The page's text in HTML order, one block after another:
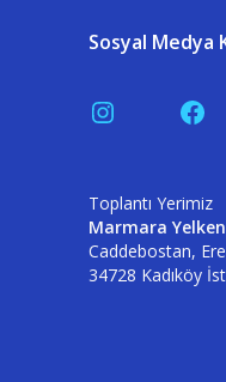
Sosyal Medya
Instagram
Toplantı Yerimiz
Marmara
Caddebostan,
34728 Kadıköy